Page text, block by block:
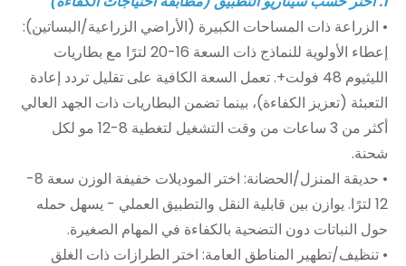
• الزراعة ذات المساحات الكبيرة (الأراضي الزراعية/البساتين):
إعطاء الأولوية للنماذج ذات السعة 16-20 لترًا مع بطاريات
الليثيوم 48 فولت+. تعمل السعة الكافية على تقليل تردد إعادة
التعبئة (تعزيز الكفاءة)، بينما تضمن البطاريات ذات الجهد العالي
أكثر من 3 ساعات من وقت التشغيل لتغطية 8-12 مو لكل
شحنة.
• حديقة المنزل/الحضانة: اختر الموديلات خفيفة الوزن سعة 8-
12 لترًا. يوازن بين قابلية النقل والتطبيق العملي - يسهل حمله
حول النباتات دون التضحية بالكفاءة في المهام الصغيرة.
• تنظيف/تطهير المناطق العامة: اختر الطرازات ذات الغلق